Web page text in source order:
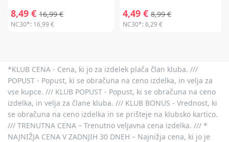
8,49 € 16,99 €
NC30*: 16,99 €
4,49 € 8,99 €
NC30*:6,29 €
*KLUB CENA - Cena, ki jo za izdelek plača član kluba. ///
POPUST - Popust, ki se obračuna na ceno izdelka, in velja za
vse kupce. /// KLUB POPUST - Popust, ki se obračuna na ceno
izdelka, in velja za člane kluba. /// KLUB BONUS - Vrednost, ki
se obračuna na ceno izdelka in se prišteje na klubsko kartico.
/// TRENUTNA CENA – Trenutno veljavna cena izdelka. /// *
NAJNIŽJA CENA V ZADNJIH 30 DNEH – Najnižja cena, ki jo je